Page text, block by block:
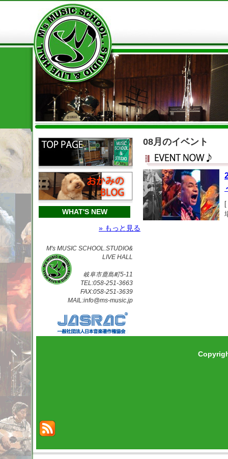
WHAT'S NEW
» もっと見る
M's MUSIC SCHOOL.STUDIO&
LIVE HALL
岐阜市鹿島町5-11
TEL:058-251-3663
FAX:058-251-3639
MAIL:info@ms-music.jp
08月のイベント